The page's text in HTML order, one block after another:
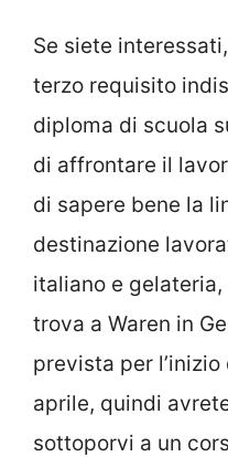
Se siete
terzo requisito
diploma di scuola
di affrontare il
di sapere bene la
destinazione
italiano e gelateria,
trova a Waren in
prevista per
aprile, quindi
sottoporvi a un